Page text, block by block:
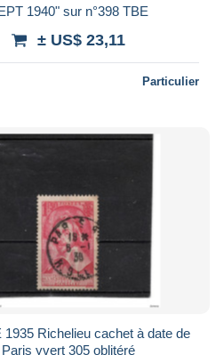
1940" sur n°398 TBE
± US$ 23,11
Particulier
1935 Richelieu cachet à date de
Paris yvert 305 oblitéré